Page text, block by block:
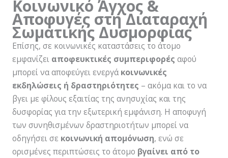
Κοινωνικό Άγχος &
Αποφυγές στη Διαταραχή
Σωματικής Δυσμορφίας
Επίσης, σε κοινωνικές καταστάσεις το άτομο
εμφανίζει αποφευκτικές συμπεριφορές αφού
μπορεί να αποφεύγει ενεργά κοινωνικές
εκδηλώσεις ή δραστηριότητες – ακόμα και το να
βγει με φίλους εξαιτίας της ανησυχίας και της
δυσφορίας για την εξωτερική εμφάνιση. Η αποφυγή
των συνηθισμένων δραστηριοτήτων μπορεί να
οδηγήσει σε κοινωνική απομόνωση, ενώ σε
ορισμένες περιπτώσεις το άτομο βγαίνει από το